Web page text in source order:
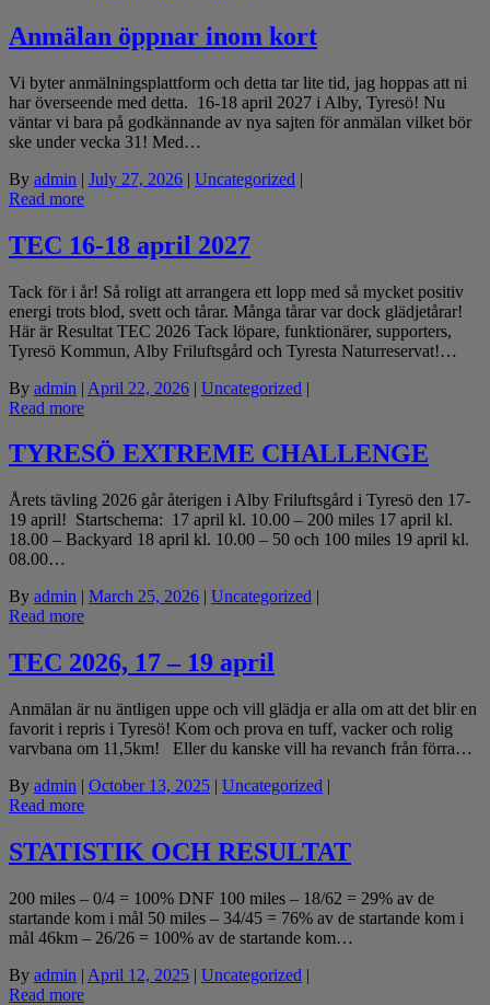
Anmälan öppnar inom kort
Vi byter anmälningsplattform och detta tar lite tid, jag hoppas att ni
har överseende med detta. 16-18 april 2027 i Alby, Tyresö! Nu
väntar vi bara på godkännande av nya sajten för anmälan vilket bör
ske under vecka 31! Med…
By admin | July 27, 2026 | Uncategorized |
Read more
TEC 16-18 april 2027
Tack för i år! Så roligt att arrangera ett lopp med så mycket positiv
energi trots blod, svett och tårar. Många tårar var dock glädjetårar!
Här är Resultat TEC 2026 Tack löpare, funktionärer, supporters,
Tyresö Kommun, Alby Friluftsgård och Tyresta Naturreservat!…
By admin | April 22, 2026 | Uncategorized |
Read more
TYRESÖ EXTREME CHALLENGE
Årets tävling 2026 går återigen i Alby Friluftsgård i Tyresö den 17-
19 april! Startschema: 17 april kl. 10.00 – 200 miles 17 april kl.
18.00 – Backyard 18 april kl. 10.00 – 50 och 100 miles 19 april kl.
08.00…
By admin | March 25, 2026 | Uncategorized |
Read more
TEC 2026, 17 – 19 april
Anmälan är nu äntligen uppe och vill glädja er alla om att det blir en
favorit i repris i Tyresö! Kom och prova en tuff, vacker och rolig
varvbana om 11,5km! Eller du kanske vill ha revanch från förra…
By admin | October 13, 2025 | Uncategorized |
Read more
STATISTIK OCH RESULTAT
200 miles – 0/4 = 100% DNF 100 miles – 18/62 = 29% av de
startande kom i mål 50 miles – 34/45 = 76% av de startande kom i
mål 46km – 26/26 = 100% av de startande kom…
By admin | April 12, 2025 | Uncategorized |
Read more